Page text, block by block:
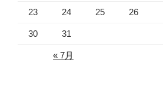
23 24 25 26
30 31
« 7月